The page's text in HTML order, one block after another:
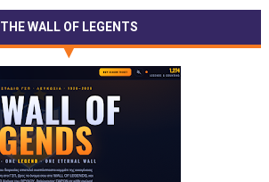
THE WALL OF LEGENTS